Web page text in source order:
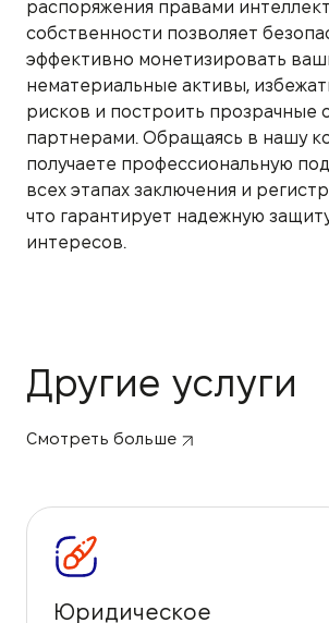
распоряжения правами
собственности позволяет
эффективно монетизировать
нематериальные активы,
рисков и построить прозрачные
партнерами. Обращаясь в нашу
получаете профессиональную
всех этапах заключения и
что гарантирует надежную
интересов.
Другие услуги
Смотреть больше
Юридическое